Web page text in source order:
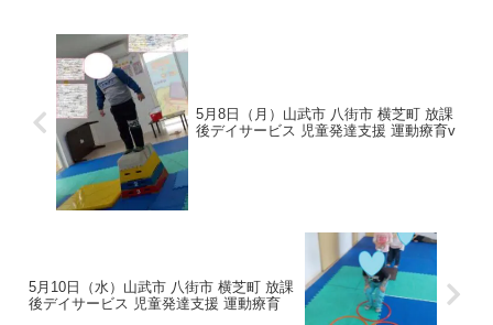
5月8日（月）山武市 八街市 横芝町 放課
後デイサービス 児童発達支援 運動療育v
5月10日（水）山武市 八街市 横芝町 放課
後デイサービス 児童発達支援 運動療育